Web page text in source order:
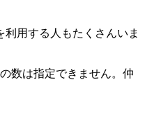
用する人もたくさんいま
数は指定できません。 仲